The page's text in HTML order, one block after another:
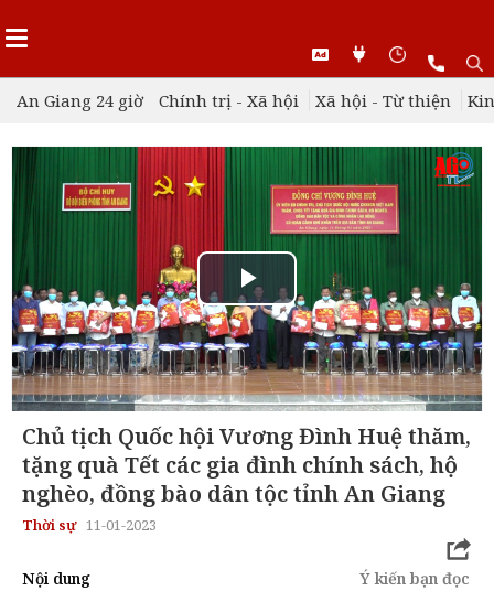
An Giang 24 giờ Chính trị - Xã hội Xã hội - Từ thiện
Play
Video
Chủ tịch Quốc hội Vương Đình Huệ thăm,
tặng quà Tết các gia đình chính sách, hộ
nghèo, đồng bào dân tộc tỉnh An Giang
Thời sự 11-01-2023
Nội dung Ý kiến bạn đọc